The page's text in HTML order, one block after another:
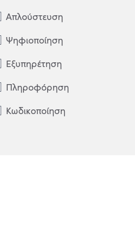
Απλούστευση
Ψηφιοποίηση
Εξυπηρέτηση
Πληροφόρηση
Κωδικοποίηση